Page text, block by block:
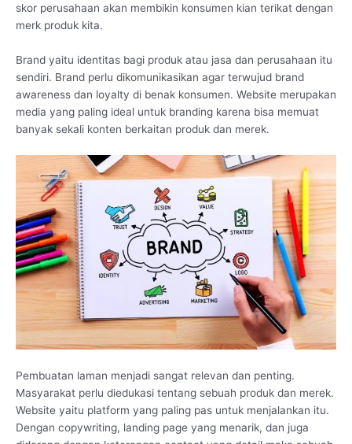
skor perusahaan akan membikin konsumen kian terikat dengan
merk produk kita.
Brand yaitu identitas bagi produk atau jasa dan perusahaan itu
sendiri. Brand perlu dikomunikasikan agar terwujud brand
awareness dan loyalty di benak konsumen. Website merupakan
media yang paling ideal untuk branding karena bisa memuat
banyak sekali konten berkaitan produk dan merek.
Pembuatan laman menjadi sangat relevan dan penting.
Masyarakat perlu diedukasi tentang sebuah produk dan merek.
Website yaitu platform yang paling pas untuk menjalankan itu.
Dengan copywriting, landing page yang menarik, dan juga